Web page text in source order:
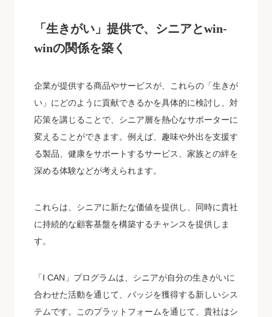
「生きがい」提供で、シニアとwin-
winの関係を築く
企業が提供する商品やサービスが、これらの「生きが
い」にどのように貢献できるかを具体的に検討し、対
応策を講じることで、シニア層を熱心なサポーターに
変えることができます。例えば、趣味や外出を支援す
る製品、健康をサポートするサービス、家族との絆を
深める体験などが考えられます。
これらは、シニアに新たな価値を提供し、同時に貴社
に持続的な顧客基盤を構築するチャンスを提供しま
す。
「I CAN」プログラムは、シニアが自分の生きがいに
合わせた活動を通じて、バッジを獲得する新しいシス
テムです。このプラットフォームを通じて、貴社はシ